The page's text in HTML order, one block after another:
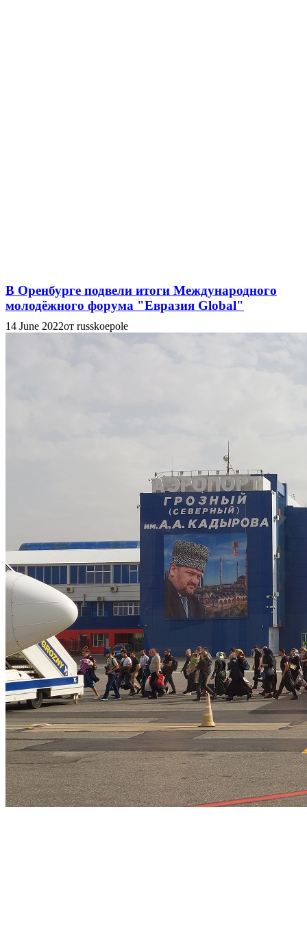
В Оренбурге подвели итоги Международного
молодёжного форума "Евразия Global"
14 June 2022от russkoepole